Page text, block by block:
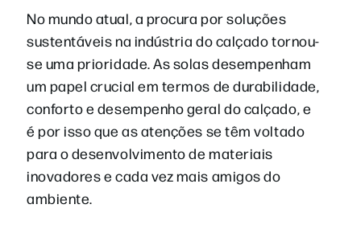
No mundo atual, a procura por soluções
sustentáveis na indústria do calçado tornou-
se uma prioridade. As solas desempenham
um papel crucial em termos de durabilidade,
conforto e desempenho geral do calçado, e
é por isso que as atenções se têm voltado
para o desenvolvimento de materiais
inovadores e cada vez mais amigos do
ambiente.